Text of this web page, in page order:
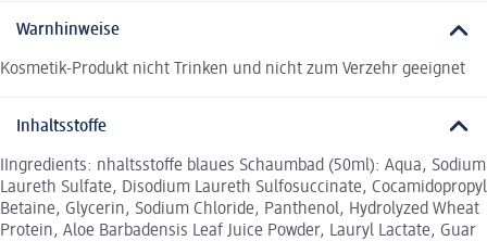
Warnhinweise
Kosmetik-Produkt nicht Trinken und nicht zum Verzehr geeignet
Inhaltsstoffe
IIngredients: nhaltsstoffe blaues Schaumbad (50ml): Aqua, Sodium
Laureth Sulfate, Disodium Laureth Sulfosuccinate, Cocamidopropyl
Betaine, Glycerin, Sodium Chloride, Panthenol, Hydrolyzed Wheat
Protein, Aloe Barbadensis Leaf Juice Powder, Lauryl Lactate, Guar